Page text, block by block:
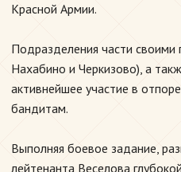
Красной Армии.
Подразделения части
Нахабино и Черкизово), а
активнейшее участие в
бандитам.
Выполняя боевое задание,
лейтенанта Веселова